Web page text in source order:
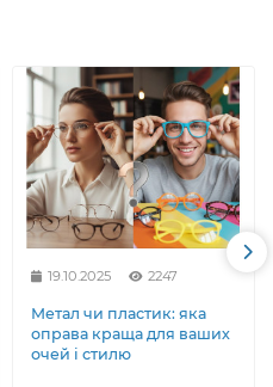
19.10.2025 2247
Метал чи пластик: яка
оправа краща для ваших
очей і стилю